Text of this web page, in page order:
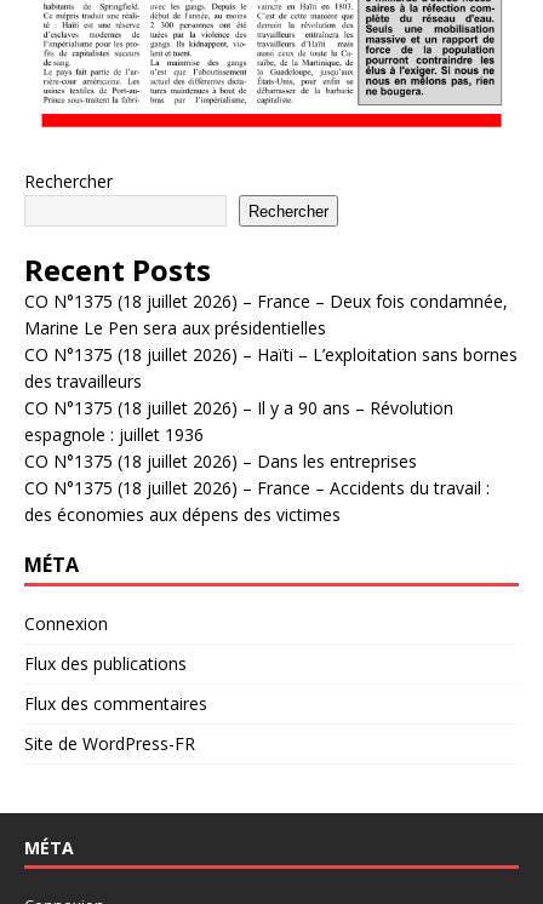
Rechercher
Rechercher
Recent Posts
CO N°1375 (18 juillet 2026) – France – Deux fois condamnée,
Marine Le Pen sera aux présidentielles
CO N°1375 (18 juillet 2026) – Haïti – L’exploitation sans bornes
des travailleurs
CO N°1375 (18 juillet 2026) – Il y a 90 ans – Révolution
espagnole : juillet 1936
CO N°1375 (18 juillet 2026) – Dans les entreprises
CO N°1375 (18 juillet 2026) – France – Accidents du travail :
des économies aux dépens des victimes
MÉTA
Connexion
Flux des publications
Flux des commentaires
Site de WordPress-FR
MÉTA